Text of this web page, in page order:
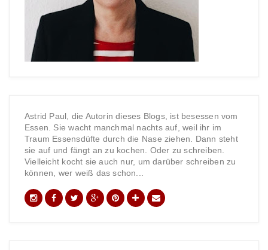
Astrid Paul, die Autorin dieses Blogs, ist besessen vom
Essen. Sie wacht manchmal nachts auf, weil ihr im
Traum Essensdüfte durch die Nase ziehen. Dann steht
sie auf und fängt an zu kochen. Oder zu schreiben.
Vielleicht kocht sie auch nur, um darüber schreiben zu
können, wer weiß das schon...